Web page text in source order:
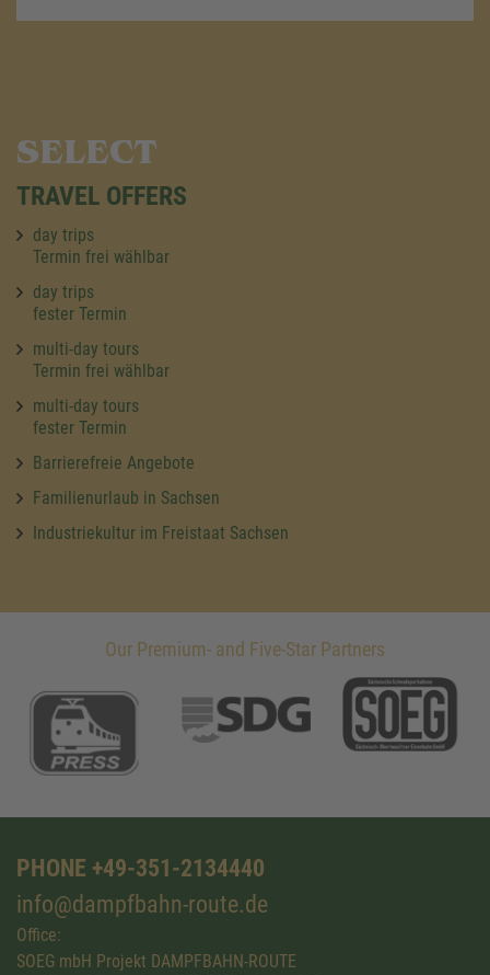
SELECT
TRAVEL OFFERS
day trips
Termin frei wählbar
day trips
fester Termin
multi-day tours
Termin frei wählbar
multi-day tours
fester Termin
Barrierefreie Angebote
Familienurlaub in Sachsen
Industriekultur im Freistaat Sachsen
Our Premium- and Five-Star Partners
PHONE +49-351-2134440
info@dampfbahn-route.de
Office:
SOEG mbH Projekt DAMPFBAHN-ROUTE